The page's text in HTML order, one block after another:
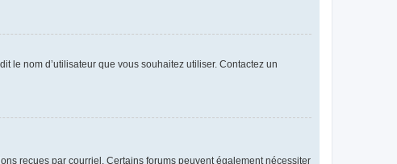
le nom d’utilisateur que vous souhaitez utiliser. Contactez un
reçues par courriel. Certains forums peuvent également nécessiter